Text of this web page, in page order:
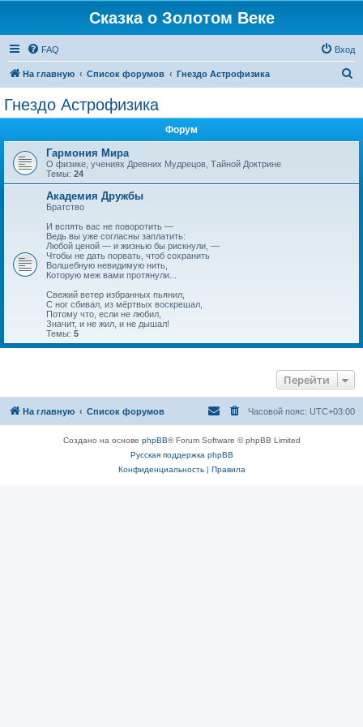
Сказка о Золотом Веке
FAQ Вход
На главную Список форумов Гнездо Астрофизика
Гнездо Астрофизика
Форум
Гармония Мира
О физике, учениях Древних Мудрецов, Тайной Доктрине
Темы: 24
Академия Дружбы
Братство
И вспять вас не поворотить —
Ведь вы уже согласны заплатить:
Любой ценой — и жизнью бы рискнули, —
Чтобы не дать порвать, чтоб сохранить
Волшебную невидимую нить,
Которую меж вами протянули...
Свежий ветер избранных пьянил,
С ног сбивал, из мёртвых воскрешал,
Потому что, если не любил,
Значит, и не жил, и не дышал!
Темы: 5
Перейти
На главную Список форумов Часовой пояс: UTC+03:00
Создано на основе phpBB® Forum Software © phpBB Limited
Русская поддержка phpBB
Конфиденциальность| Правила